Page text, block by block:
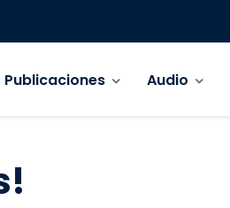
Publicaciones Audio